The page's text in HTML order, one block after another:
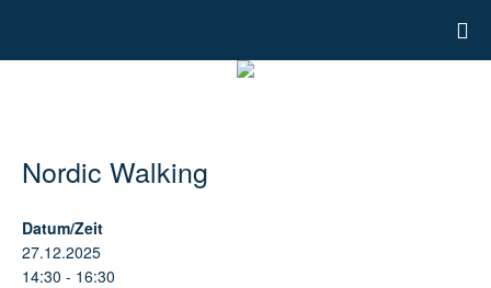
Nordic Walking
Datum/Zeit
27.12.2025
14:30 - 16:30